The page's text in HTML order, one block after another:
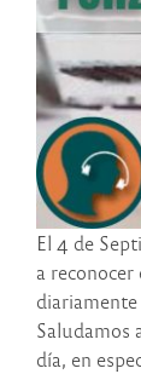
El 4 de
a
Saludamos
día, en